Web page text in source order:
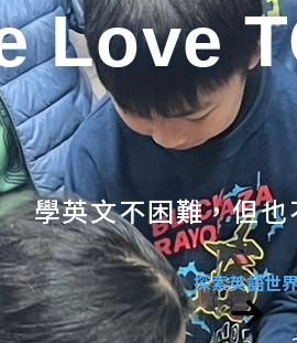
Love
學英文不困難，但
探索英語世